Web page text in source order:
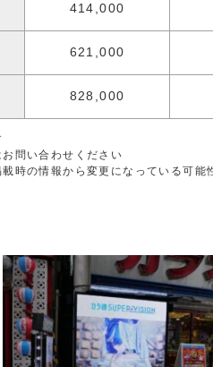
414,000
621,000
828,000
問い合わせください
時の情報から変更になっている可能